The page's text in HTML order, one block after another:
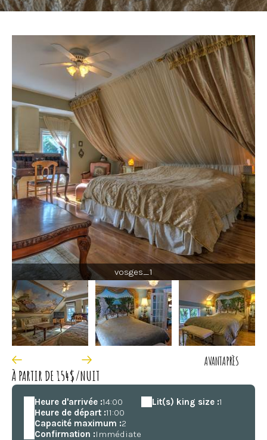
vosges_1
AVANTAPRÈS
À PARTIR DE 154$/NUIT
Heure d'arrivée :14:00
Heure de départ :11:00
Capacité maximum :2
Confirmation :Immédiate
Lit(s) king size :1